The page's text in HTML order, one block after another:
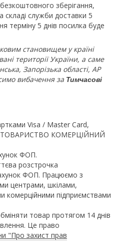
зберігання,
складі служби доставки 5
терміну 5 днів посилка буде
становищем у країні
території України, а саме
Запорізька області, АР
вибачення за Тимчасові
Visa / Master Card,
ТОВАРИСТВО КОМЕРЦІЙНИЙ
ФОП.
розстрочка
ФОП. Працюємо з
центрами, шкілами,
комерційними підприємствами
товар протягом 14 днів
Це право
"Про захист прав